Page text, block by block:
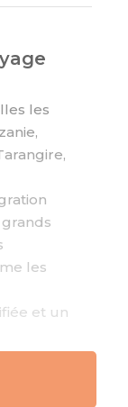
les
les
et un